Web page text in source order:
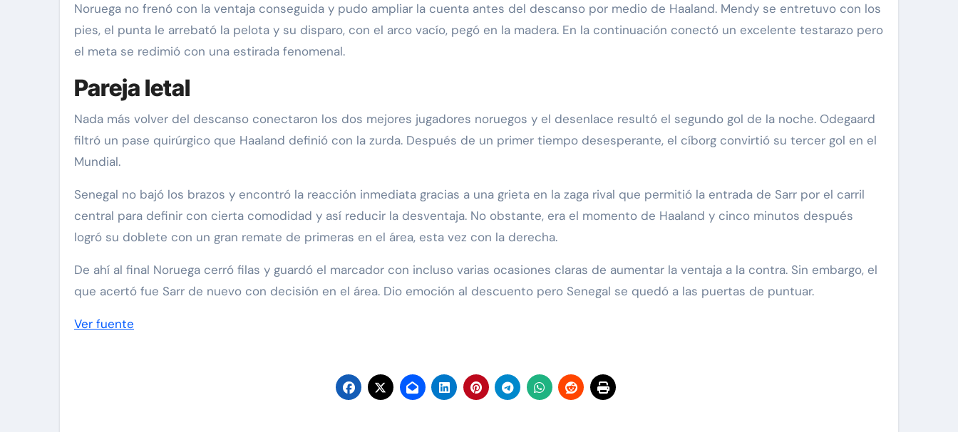
Noruega no frenó con la ventaja conseguida y pudo ampliar la cuenta antes del descanso por medio de Haaland. Mendy se entretuvo con los
pies, el punta le arrebató la pelota y su disparo, con el arco vacío, pegó en la madera. En la continuación conectó un excelente testarazo pero
el meta se redimió con una estirada fenomenal.
Pareja letal
Nada más volver del descanso conectaron los dos mejores jugadores noruegos y el desenlace resultó el segundo gol de la noche. Odegaard
filtró un pase quirúrgico que Haaland definió con la zurda. Después de un primer tiempo desesperante, el cíborg convirtió su tercer gol en el
Mundial.
Senegal no bajó los brazos y encontró la reacción inmediata gracias a una grieta en la zaga rival que permitió la entrada de Sarr por el carril
central para definir con cierta comodidad y así reducir la desventaja. No obstante, era el momento de Haaland y cinco minutos después
logró su doblete con un gran remate de primeras en el área, esta vez con la derecha.
De ahí al final Noruega cerró filas y guardó el marcador con incluso varias ocasiones claras de aumentar la ventaja a la contra. Sin embargo, el
que acertó fue Sarr de nuevo con decisión en el área. Dio emoción al descuento pero Senegal se quedó a las puertas de puntuar.
Ver fuente